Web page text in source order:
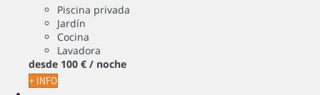
Piscina privada
Jardín
Cocina
Lavadora
desde 100 € / noche
+ INFO